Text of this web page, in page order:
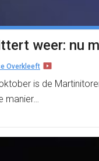
weer: nu
Overkleeft
is de
manier…